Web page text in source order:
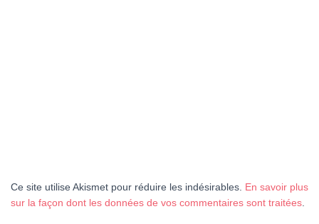
Ce site utilise Akismet pour réduire les indésirables. En savoir plus
sur la façon dont les données de vos commentaires sont traitées